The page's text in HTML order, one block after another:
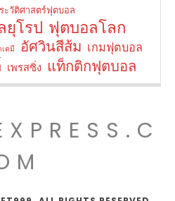
ะวัติศาสตร์ฟุตบอล
ยุโรป ฟุตบอลโลก
เดมี อัศวินสีส้ม เกมฟุตบอล
เพรสซิ่ง แท็กติกฟุตบอล